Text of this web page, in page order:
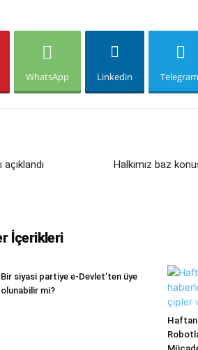
WhatsApp Linkedin Telegram
Halkımız baz
İçerikleri
Bir siyasi partiye e-Devlet’ten üye
olunabilir mi?